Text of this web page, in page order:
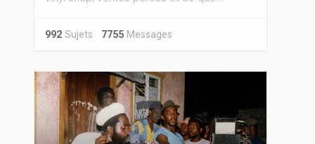
992Sujets 7755Messages